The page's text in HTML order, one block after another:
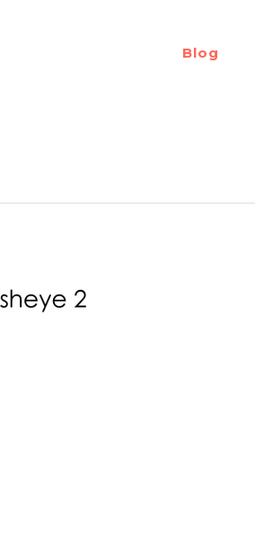
Blog